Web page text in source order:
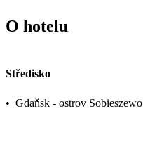
O hotelu
Středisko
• Gdaňsk - ostrov Sobieszewo